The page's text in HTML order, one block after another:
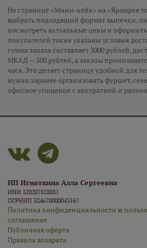
На странице «Мини-кейк» на «Ярмарке
выбрать подходящий формат выпечки,
посмотреть актуальные цены и
покупателей также указаны условия
сумма заказа составляет 3000 рублей,
МКАД — 500 рублей, а заказы
часа. Это делает страницу удобной для
нужно заранее организовать фуршет,
офисное угощение с аккуратной и
ИП Игнаткина Алла Сергеевна
ИНН 320207828881
ОГРНИП 324670000043167
Политика конфиденциальности и
соглашение
Публичная оферта
Правила возврата